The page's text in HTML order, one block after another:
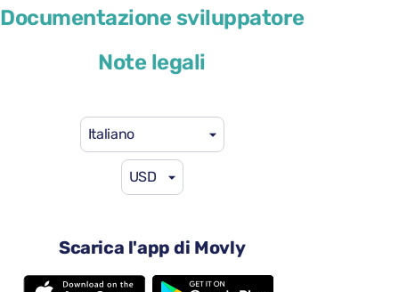
Documentazione sviluppatore
Note legali
Italiano
USD
Scarica l'app di Movly
Skoda Karoq
Cambio automatico
5 sedili